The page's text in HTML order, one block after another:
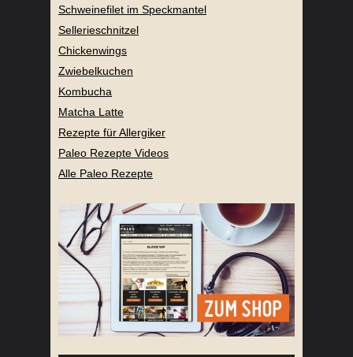
Schweinefilet im Speckmantel
Sellerieschnitzel
Chickenwings
Zwiebelkuchen
Kombucha
Matcha Latte
Rezepte für Allergiker
Paleo Rezepte Videos
Alle Paleo Rezepte